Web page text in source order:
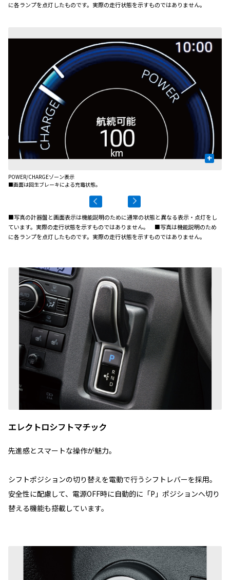
に各ランプを点灯したものです。実際の走行状態を示すものではありません。
+
POWER/CHARGEゾーン表示
■画面は回生ブレーキによる充電状態。
■写真の計器盤と画面表示は機能説明のために通常の状態と異なる表示・点灯をし
ています。実際の走行状態を示すものではありません。 ■写真は機能説明のため
に各ランプを点灯したものです。実際の走行状態を示すものではありません。
エレクトロシフトマチック
先進感とスマートな操作が魅力。
シフトポジションの切り替えを電動で行うシフトレバーを採用。
安全性に配慮して、電源OFF時に自動的に「P」ポジションへ切り
替える機能も搭載しています。